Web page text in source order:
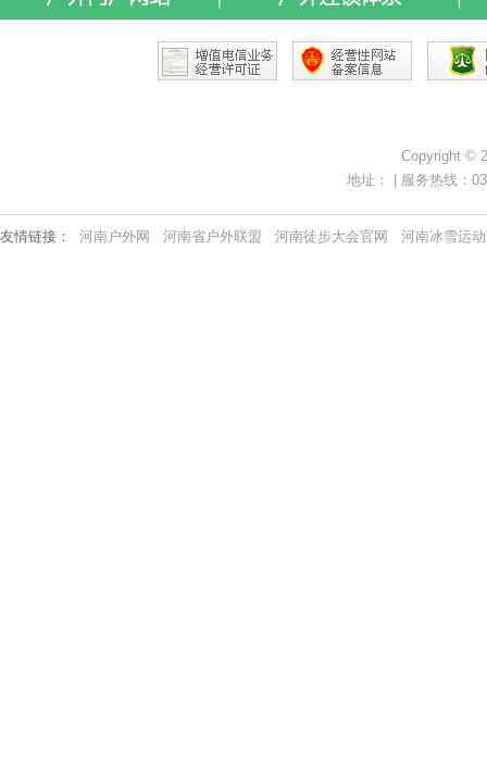
Copyright ©
地址： | 服务热线：
友情链接： 河南户外网 河南省户外联盟 河南徒步大会官网 河南冰雪运